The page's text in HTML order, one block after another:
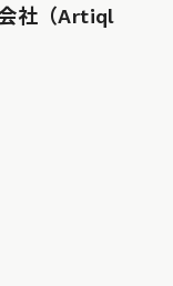
社（Artiql